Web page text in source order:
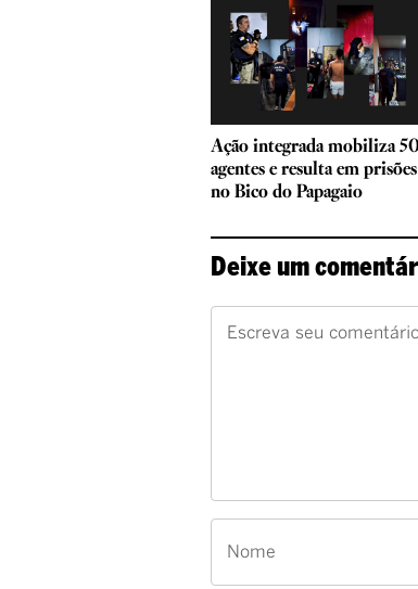
Ação integrada mobiliza
agentes e resulta em prisões
no Bico do Papagaio
Deixe um